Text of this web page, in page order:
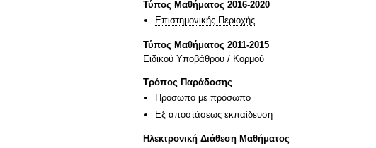
Τύπος Μαθήματος 2016-2020
Επιστημονικής Περιοχής
Τύπος Μαθήματος 2011-2015
Ειδικού Υποβάθρου / Κορμού
Τρόπος Παράδοσης
Πρόσωπο με πρόσωπο
Eξ απoστάσεως εκπαίδευση
Ηλεκτρονική Διάθεση Μαθήματος